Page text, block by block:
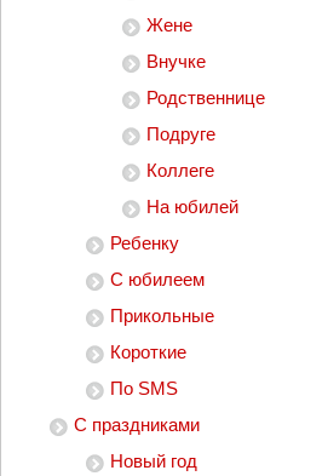
Жене
Внучке
Родственнице
Подруге
Коллеге
На юбилей
Ребенку
С юбилеем
Прикольные
Короткие
По SMS
С праздниками
Новый год